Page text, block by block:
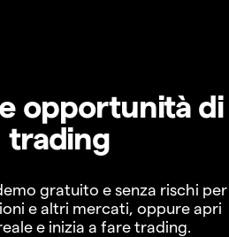
opportunità di
trading
gratuito e senza rischi per
e altri mercati, oppure apri
e inizia a fare trading.